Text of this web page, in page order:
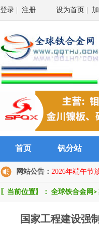
登录 注册 设为首页
首页 钒分站
网站公告： 2026年端午节
〖当前位置〗： 全球铁合金网 >
国家工程建设强